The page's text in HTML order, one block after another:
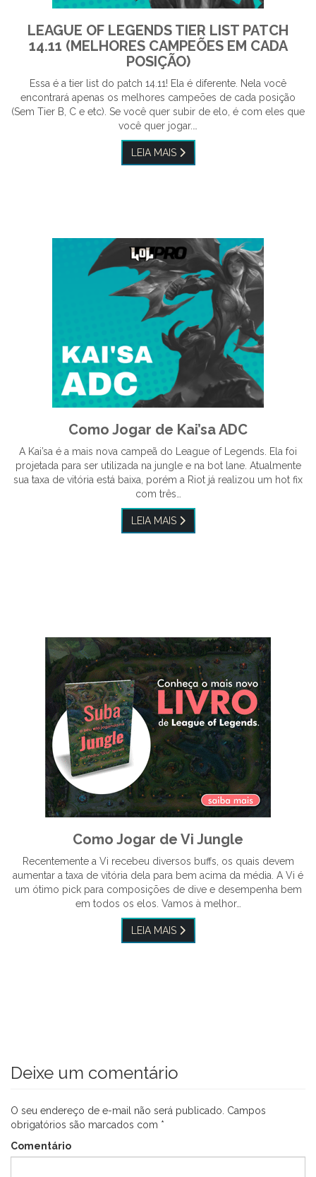
LEAGUE OF LEGENDS TIER LIST PATCH
14.11 (MELHORES CAMPEÕES EM CADA
POSIÇÃO)
Essa é a tier list do patch 14.11! Ela é diferente. Nela você
encontrará apenas os melhores campeões de cada posição
(Sem Tier B, C e etc). Se você quer subir de elo, é com eles que
você quer jogar.…
LEIA MAIS
Como Jogar de Kai’sa ADC
A Kai’sa é a mais nova campeã do League of Legends. Ela foi
projetada para ser utilizada na jungle e na bot lane. Atualmente
sua taxa de vitória está baixa, porém a Riot já realizou um hot fix
com três…
LEIA MAIS
Como Jogar de Vi Jungle
Recentemente a Vi recebeu diversos buffs, os quais devem
aumentar a taxa de vitória dela para bem acima da média. A Vi é
um ótimo pick para composições de dive e desempenha bem
em todos os elos. Vamos à melhor…
LEIA MAIS
Deixe um comentário
O seu endereço de e-mail não será publicado. Campos
obrigatórios são marcados com *
Comentário